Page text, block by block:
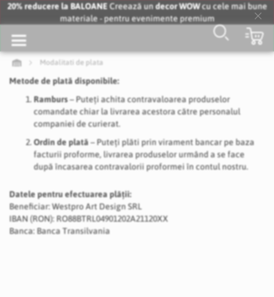
20% reducere la BALOANE Creează undecor WOWcu cele mai bune
materiale - pentru evenimente premium
Modalitati de plata
Metode de plată disponibile:
Ramburs– Puteți achita contravaloarea produselor
comandate chiar la livrarea acestora către personalul
companiei de curierat.
Ordin de plată– Puteți plăti prin virament bancar pe baza
facturii proforme, livrarea produselor urmând a se face
după încasarea contravalorii proformei în contul nostru.
Datele pentru efectuarea plății:
Beneficiar: Westpro Art Design SRL
IBAN (RON): RO88BTRL04901202A21120XX
Banca: Banca Transilvania
Bar